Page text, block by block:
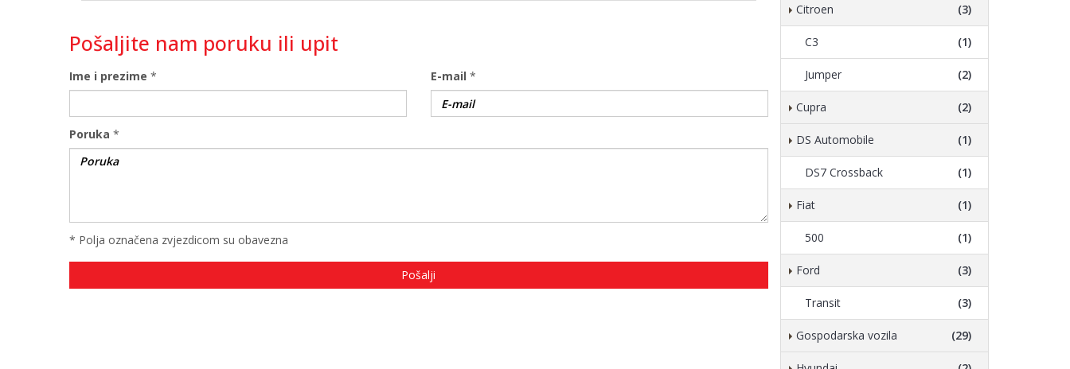
Pošaljite nam poruku ili upit
Ime i prezime * E-mail *
Poruka *
* Polja označena zvjezdicom su obavezna
Citroen (3)
C3 (1)
Jumper (2)
Cupra (2)
DS Automobile (1)
DS7 Crossback (1)
Fiat (1)
500 (1)
Ford (3)
Transit (3)
Gospodarska vozila (29)